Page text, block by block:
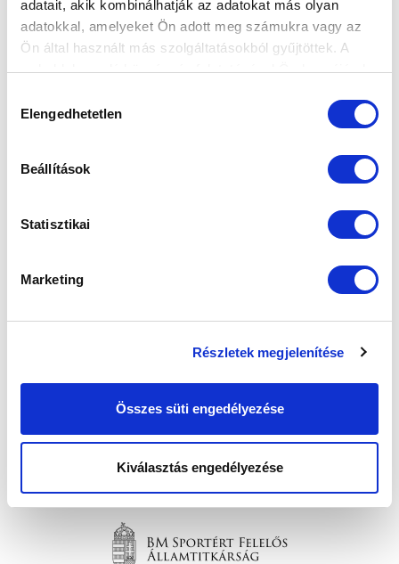
adatait, akik kombinálhatják az adatokat más olyan
adatokkal, amelyeket Ön adott meg számukra vagy az
Ön által használt más szolgáltatásokból gyűjtöttek. A
weboldalon való böngészés folytatásával Ön hozzájárul a
kiválasztása
Elengedhetetlen
Beállítások
Statisztikai
Marketing
Részletek megjelenítése
Összes süti engedélyezése
Kiválasztás engedélyezése
FELIRATKOZOM